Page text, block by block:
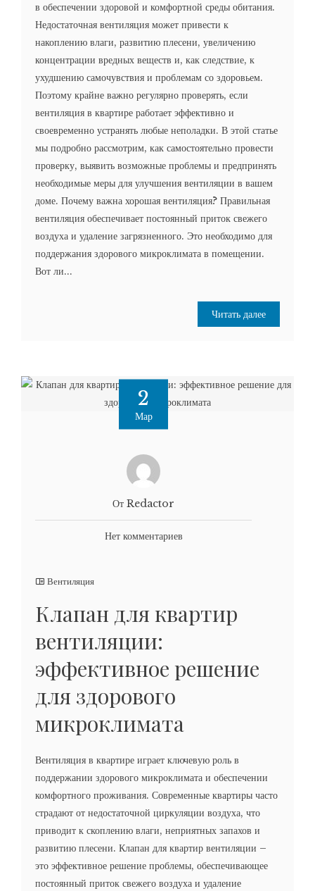
в обеспечении здоровой и комфортной среды обитания.
Недостаточная вентиляция может привести к
накоплению влаги, развитию плесени, увеличению
концентрации вредных веществ и, как следствие, к
ухудшению самочувствия и проблемам со здоровьем.
Поэтому крайне важно регулярно проверять, если
вентиляция в квартире работает эффективно и
своевременно устранять любые неполадки. В этой статье
мы подробно рассмотрим, как самостоятельно провести
проверку, выявить возможные проблемы и предпринять
необходимые меры для улучшения вентиляции в вашем
доме. Почему важна хорошая вентиляция? Правильная
вентиляция обеспечивает постоянный приток свежего
воздуха и удаление загрязненного. Это необходимо для
поддержания здорового микроклимата в помещении.
Вот ли...
Читать далее
2
Мар
От Redactor
Нет комментариев
Вентиляция
Клапан для квартир
вентиляции:
эффективное решение
для здорового
микроклимата
Вентиляция в квартире играет ключевую роль в
поддержании здорового микроклимата и обеспечении
комфортного проживания. Современные квартиры часто
страдают от недостаточной циркуляции воздуха, что
приводит к скоплению влаги, неприятных запахов и
развитию плесени. Клапан для квартир вентиляции –
это эффективное решение проблемы, обеспечивающее
постоянный приток свежего воздуха и удаление